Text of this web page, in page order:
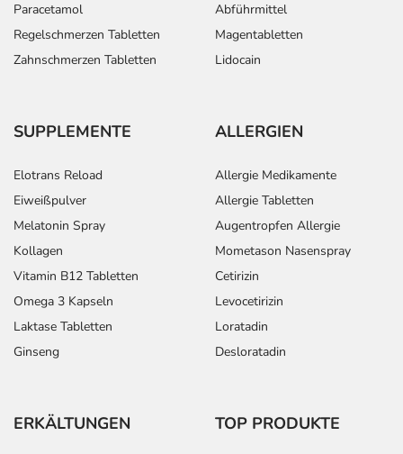
Paracetamol
Regelschmerzen Tabletten
Zahnschmerzen Tabletten
Abführmittel
Magentabletten
Lidocain
SUPPLEMENTE
Elotrans Reload
Eiweißpulver
Melatonin Spray
Kollagen
Vitamin B12 Tabletten
Omega 3 Kapseln
Laktase Tabletten
Ginseng
ALLERGIEN
Allergie Medikamente
Allergie Tabletten
Augentropfen Allergie
Mometason Nasenspray
Cetirizin
Levocetirizin
Loratadin
Desloratadin
ERKÄLTUNGEN TOP PRODUKTE